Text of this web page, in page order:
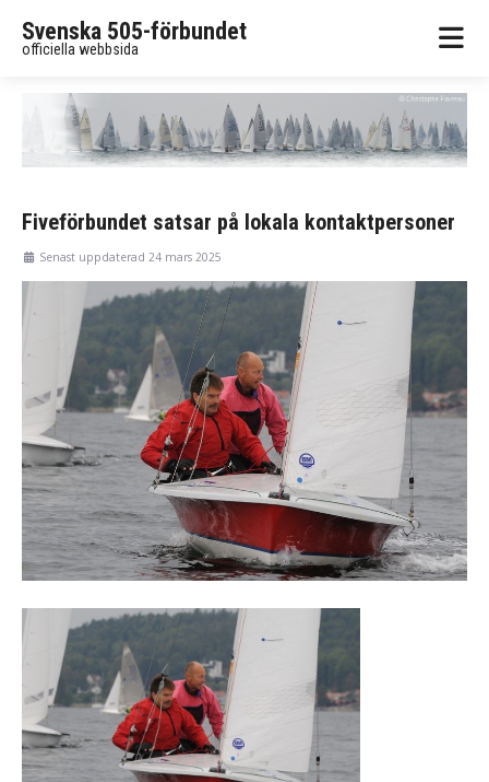
Svenska 505-förbundet
officiella webbsida
Fiveförbundet satsar på lokala kontaktpersoner
Senast uppdaterad 24 mars 2025